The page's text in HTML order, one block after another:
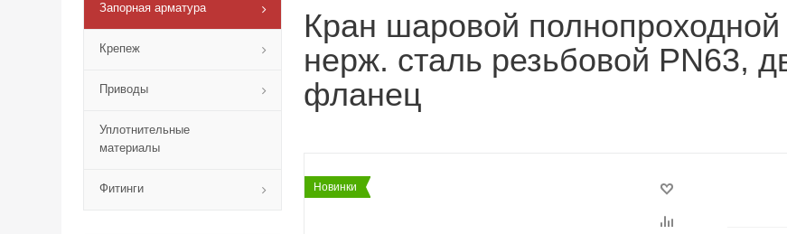
Запорная арматура
Крепеж
Приводы
Уплотнительные
материалы
Фитинги
Кран шаровой
нерж. сталь резьбовой PN63,
фланец
Новинки